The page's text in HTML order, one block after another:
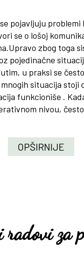
pojavljuju
se o lošoj
zbog toga
pojedinačne
u praksi se
situacija
funkcioniše .
nivou,
OPŠIRNIJE
radovi za